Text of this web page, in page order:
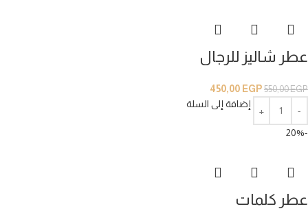
عطر شاليز للرجال
550,00EGP
450,00 EGP
إضافة إلى السلة
-20%
عطر كلمات